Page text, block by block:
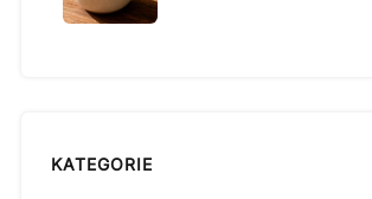
KATEGORIE